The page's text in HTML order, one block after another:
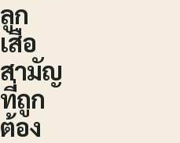
ลูก
เสือ
สามัญ
ที่ถูก
ต้อง